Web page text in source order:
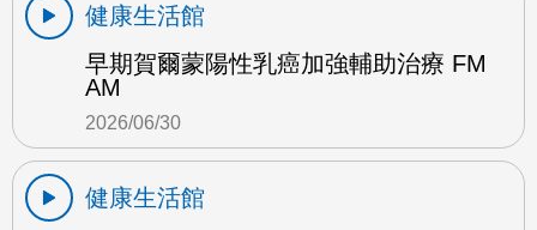
健康生活館
早期賀爾蒙陽性乳癌加強輔助治療 FM
AM
2026/06/30
健康生活館